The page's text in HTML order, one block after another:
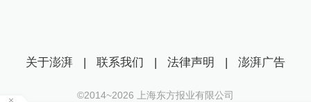
关于澎湃 | 联系我们 | 法律声明 | 澎湃广告
©2014~2026 上海东方报业有限公司